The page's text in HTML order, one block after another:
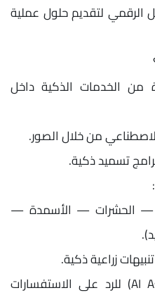
الرقمي لتقديم حلول عملية
الخدمات الذكية داخل
من خلال الصور.
تسميد ذكية.
— الحشرات — الأسمدة —
زراعية ذكية.
مساعد زراعي ذكي (AI Assistant) للرد على الاستفسارات